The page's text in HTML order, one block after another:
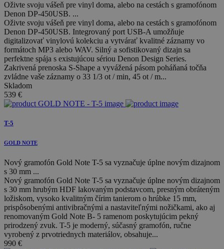
Oživte svoju vášeň pre vinyl doma, alebo na cestách s gramofónom
Denon DP-450USB. ...
Oživte svoju vášeň pre vinyl doma, alebo na cestách s gramofónom
Denon DP-450USB. Integrovaný port USB-A umožňuje
digitalizovať vinylovú kolekciu a vytvárať kvalitné záznamy vo
formátoch MP3 alebo WAV. Silný a sofistikovaný dizajn sa
perfektne spája s existujúcou sériou Denon Design Series.
Zakrivená prenoska S-Shape a vyvážená pásom poháňaná točňa
zvládne vaše záznamy o 33 1/3 ot / min, 45 ot / m...
Skladom
539 €
T-5
GOLD NOTE
Nový gramofón Gold Note T-5 sa vyznačuje úplne novým dizajnom
s 30 mm ...
Nový gramofón Gold Note T-5 sa vyznačuje úplne novým dizajnom
s 30 mm hrubým HDF lakovaným podstavcom, presným obráteným
ložiskom, vysoko kvalitným čírim tanierom o hrúbke 15 mm,
prispôsobenými antivibračnými a nastaviteľnými nožičkami, ako aj
renomovaným Gold Note B- 5 ramenom poskytujúcim pekný
prirodzený zvuk. T-5 je moderný, súčasný gramofón, ručne
vyrobený z prvotriednych materiálov, obsahuje...
990 €